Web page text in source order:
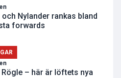
och Nylander rankas bland
forwards
Rögle – här är löftets nya